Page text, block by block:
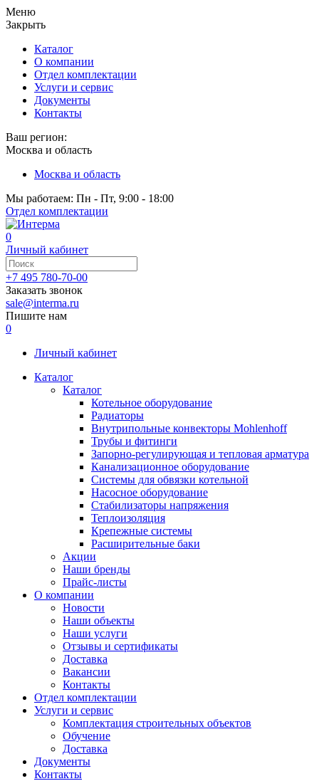
Меню
Закрыть
Каталог
О компании
Отдел комплектации
Услуги и сервис
Документы
Контакты
Ваш регион:
Москва и область
Москва и область
Мы работаем: Пн - Пт, 9:00 - 18:00
Отдел комплектации
0
Личный кабинет
+7 495 780-70-00
Заказать звонок
sale@interma.ru
Пишите нам
0
Личный кабинет
Каталог
Каталог
Котельное оборудование
Радиаторы
Внутрипольные конвекторы Mohlenhoff
Трубы и фитинги
Запорно-регулирующая и тепловая арматура
Канализационное оборудование
Системы для обвязки котельной
Насосное оборудование
Стабилизаторы напряжения
Теплоизоляция
Крепежные системы
Расширительные баки
Акции
Наши бренды
Прайс-листы
О компании
Новости
Наши объекты
Наши услуги
Отзывы и сертификаты
Доставка
Вакансии
Контакты
Отдел комплектации
Услуги и сервис
Комплектация строительных объектов
Обучение
Доставка
Документы
Контакты